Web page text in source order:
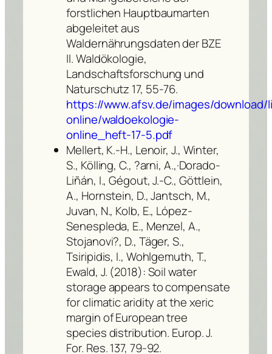
forstlichen Hauptbaumarten
abgeleitet aus
Waldernährungsdaten der BZE
II. Waldökologie,
Landschaftsforschung und
Naturschutz 17, 55-76.
https://www.afsv.de/images/
online/waldoekologie-
online_heft-17-5.pdf
Mellert, K.-H., Lenoir, J., Winter,
S., Kölling, C., ?arni, A.,·Dorado-
Liñán, I., Gégout, J.-C., Göttlein,
A., Hornstein, D., Jantsch, M.,
Juvan, N., Kolb, E., López-
Senespleda, E., Menzel, A.,
Stojanovi?, D., Täger, S.,
Tsiripidis, I., Wohlgemuth, T.,
Ewald, J. (2018): Soil water
storage appears to compensate
for climatic aridity at the xeric
margin of European tree
species distribution. Europ. J.
For. Res. 137, 79-92.